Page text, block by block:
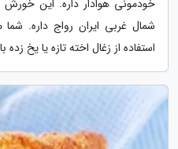
خودمونی هوادار داره. این
شمال غربی ایران رواج داره.
استفاده از زغال اخته تازه یا یخ